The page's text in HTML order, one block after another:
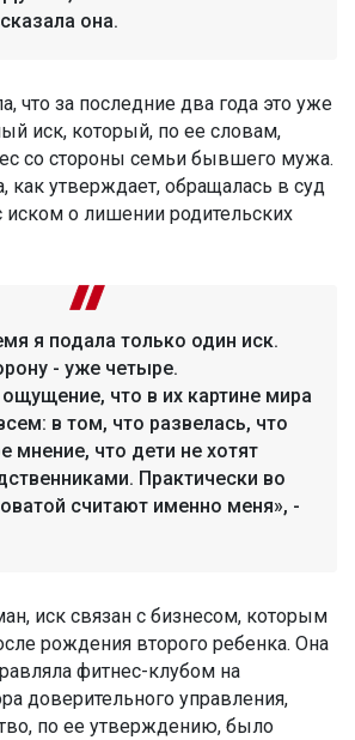
она.
что за последние два года это уже
иск, который, по ее словам,
со стороны семьи бывшего мужа.
как утверждает, обращалась в суд
о лишении родительских
я подала только один иск.
- уже четыре.
что в их картине мира
в том, что развелась, что
мнение, что дети не хотят
Практически во
считают именно меня», -
иск связан с бизнесом, которым
рождения второго ребенка. Она
фитнес-клубом на
доверительного управления,
по ее утверждению, было